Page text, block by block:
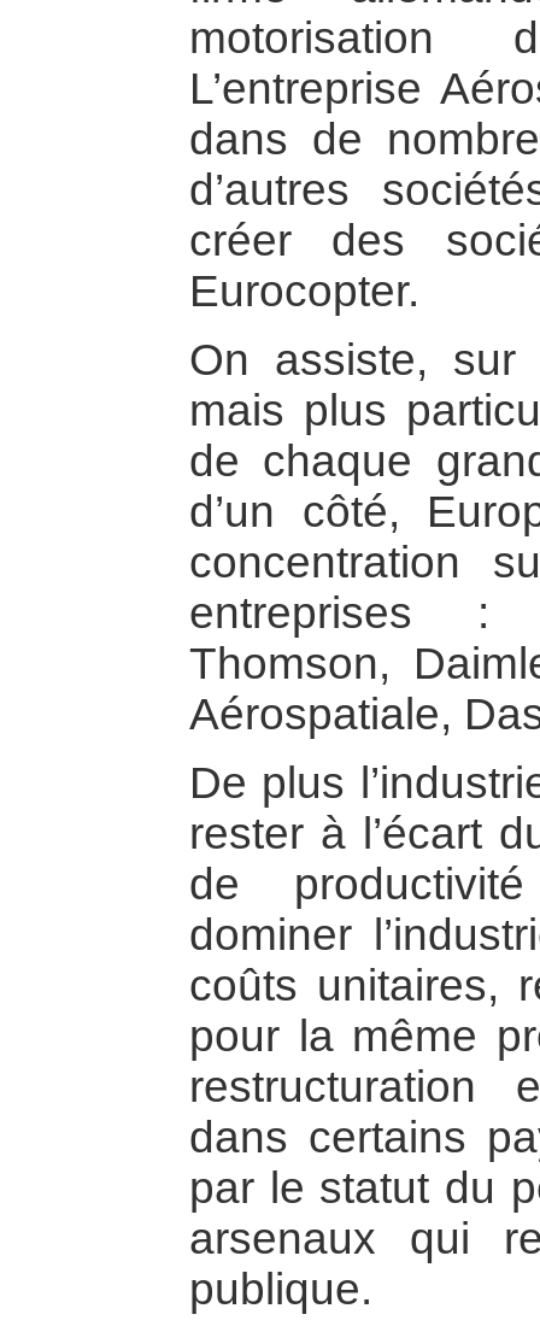
motorisation
L’entreprise
dans de
d’autres
créer des
Eurocopter.
On assiste, sur
mais plus
de chaque
d’un côté,
concentration
entreprises :
Thomson,
Aérospatiale,
De plus
rester à l’écart
de
dominer
coûts unitaires,
pour la même
restructuration
dans certains
par le statut du
arsenaux qui
publique.